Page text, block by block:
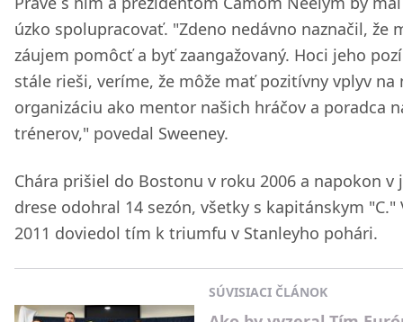
úzko spolupracovať. "Zdeno nedávno naznačil, že
záujem pomôcť a byť zaangažovaný. Hoci jeho
stále rieši, veríme, že môže mať pozitívny vplyv na
organizáciu ako mentor našich hráčov a poradca
trénerov," povedal Sweeney.
Chára prišiel do Bostonu v roku 2006 a napokon v
drese odohral 14 sezón, všetky s kapitánskym "C."
2011 doviedol tím k triumfu v Stanleyho pohári.
SÚVISIACI ČLÁNOK